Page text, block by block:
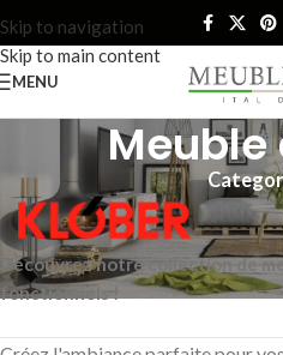
Skip to navigation
Skip to main content
MENU
Meuble
Découvrez notre collection de
fonctionnels !